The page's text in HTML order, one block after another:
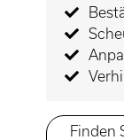
Finden